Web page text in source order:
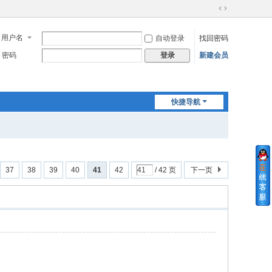
切
到
宽
用户名 自动登录
找回密码
密码
登录 新建会员
快捷导航
37 38 39 40 41 42 / 42 页 下一页